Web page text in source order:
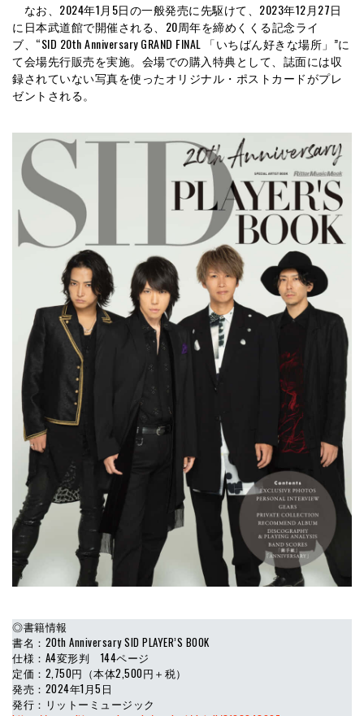
なお、2024年1月5日の一般発売に先駆けて、2023年12月27日
に日本武道館で開催される、20周年を締めくくる記念ライ
ブ、“SID 20th Anniversary GRAND FINAL 「いちばん好きな場所」”に
て会場先行販売を実施。会場での購入特典として、誌面には収
録されていない写真を使ったオリジナル・ポストカードがプレ
ゼントされる。
◎書籍情報
書名：20th Anniversary SID PLAYER’S BOOK
仕様：A4変形判 144ページ
定価：2,750円（本体2,500円＋税）
発売：2024年1月5日
発行：リットーミュージック